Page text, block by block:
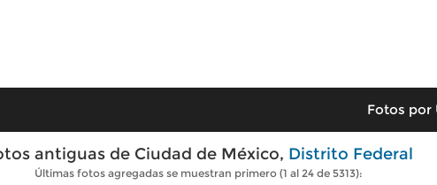
Fotos por
antiguas de Ciudad de México, Distrito Federal
Últimas fotos agregadas se muestran primero (1 al 24 de 5313):